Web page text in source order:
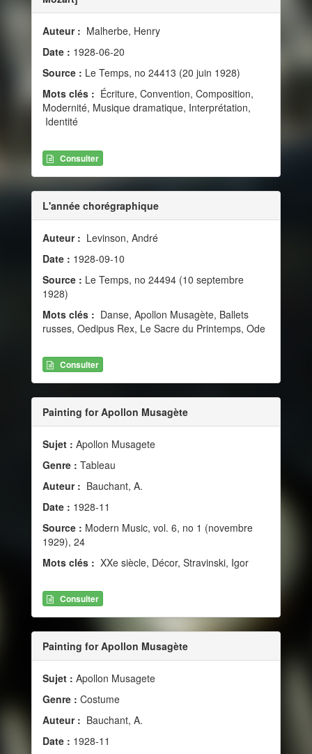
Auteur : Malherbe, Henry
Date : 1928-06-20
Source : Le Temps, no 24413 (20 juin 1928)
Mots clés : Écriture, Convention, Composition,
Modernité, Musique dramatique, Interprétation,
Identité
Consulter
L'année chorégraphique
Auteur : Levinson, André
Date : 1928-09-10
Source : Le Temps, no 24494 (10 septembre
1928)
Mots clés : Danse, Apollon Musagète, Ballets
russes, Oedipus Rex, Le Sacre du Printemps, Ode
Consulter
Painting for Apollon Musagète
Sujet : Apollon Musagete
Genre : Tableau
Auteur : Bauchant, A.
Date : 1928-11
Source : Modern Music, vol. 6, no 1 (novembre
1929), 24
Mots clés : XXe siècle, Décor, Stravinski, Igor
Consulter
Painting for Apollon Musagète
Sujet : Apollon Musagete
Genre : Costume
Auteur : Bauchant, A.
Date : 1928-11